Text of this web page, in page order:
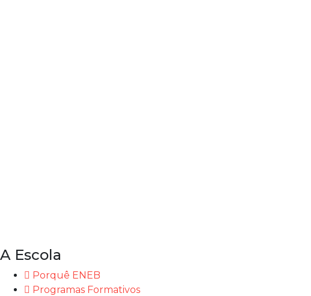
A Escola
Porquê ENEB
Programas Formativos